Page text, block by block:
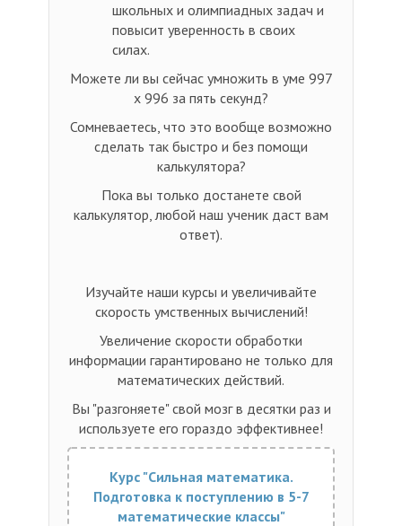
школьных и олимпиадных задач и
повысит уверенность в своих
силах.
Можете ли вы сейчас умножить в уме 997
x 996 за пять секунд?
Сомневаетесь, что это вообще возможно
сделать так быстро и без помощи
калькулятора?
Пока вы только достанете свой
калькулятор, любой наш ученик даст вам
ответ).
Изучайте наши курсы и увеличивайте
скорость умственных вычислений!
Увеличение скорости обработки
информации гарантировано не только для
математических действий.
Вы "разгоняете" свой мозг в десятки раз и
используете его гораздо эффективнее!
Курс "Сильная математика.
Подготовка к поступлению в 5-7
математические классы"